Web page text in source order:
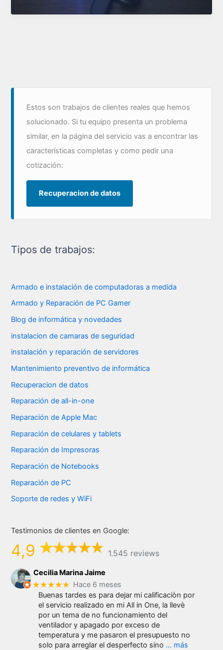
datos
dañada
Estos son trabajos de clientes reales que hemos
solucionado. Si tu equipo presenta un problema
similar, en la página del servicio vas a encontrar las
características completas y como pedir una
cotización:
Recuperacion de datos
Tipos de trabajos:
Armado e instalación de computadoras a medida
Armado y Reparación de PC Gamer
Blog de informática y novedades
instalacion de camaras de seguridad
instalación y reparación de servidores
Mantenimiento preventivo de informática
Recuperacion de datos
Reparación de all-in-one
Reparación de Apple Mac
Reparación de celulares y tablets
Reparación de Impresoras
Reparación de Notebooks
Reparación de PC
Soporte de redes y WiFi
Testimonios de clientes en Google:
4,9 1.545 reviews
Cecilia Marina Jaime
★★★★★ Hace 6 meses
Buenas tardes es para dejar mi calificaciòn por
el servicio realizado en mi All in One, la llevè
por un tema de no funcionamiento del
ventilador y apagado por exceso de
temperatura y me pasaron el presupuesto no
solo para arreglar el desperfecto sino … más